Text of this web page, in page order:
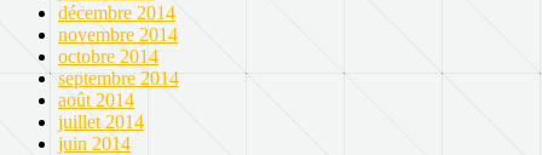
décembre 2014
novembre 2014
octobre 2014
septembre 2014
août 2014
juillet 2014
juin 2014